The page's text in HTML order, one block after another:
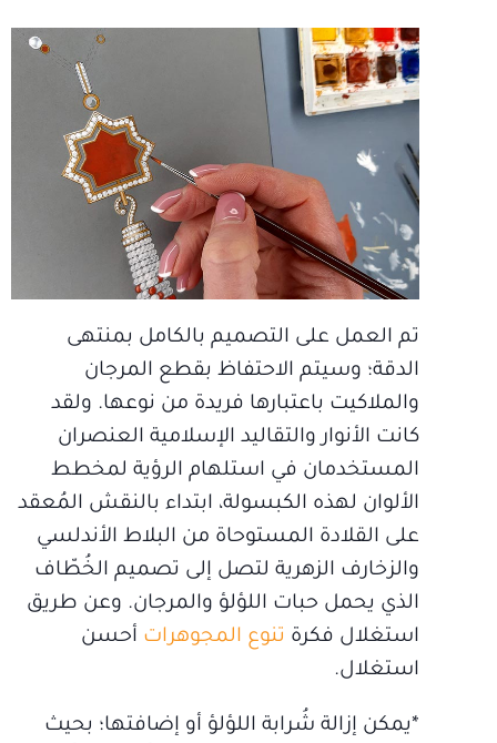
تم العمل على التصميم بالكامل بمنتهى
الدقة؛ وسيتم الاحتفاظ بقطع المرجان
والملاكيت باعتبارها فريدة من نوعها. ولقد
كانت الأنوار والتقاليد الإسلامية العنصران
المستخدمان في استلهام الرؤية لمخطط
الألوان لهذه الكبسولة، ابتداء بالنقش المُعقد
على القلادة المستوحاة من البلاط الأندلسي
والزخارف الزهرية لتصل إلى تصميم الخُطّاف
الذي يحمل حبات اللؤلؤ والمرجان. وعن طريق
استغلال فكرة تنوع المجوهرات أحسن
استغلال.
*يمكن إزالة شُرابة اللؤلؤ أو إضافتها؛ بحيث